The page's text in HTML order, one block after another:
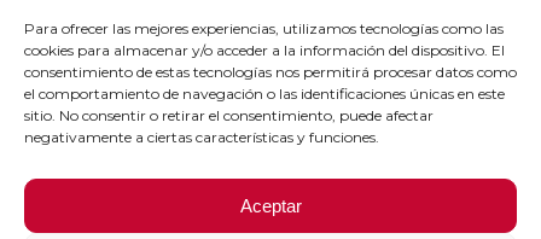
Para ofrecer las mejores experiencias, utilizamos tecnologías como las
cookies para almacenar y/o acceder a la información del dispositivo. El
consentimiento de estas tecnologías nos permitirá procesar datos como
el comportamiento de navegación o las identificaciones únicas en este
sitio. No consentir o retirar el consentimiento, puede afectar
negativamente a ciertas características y funciones.
Aceptar